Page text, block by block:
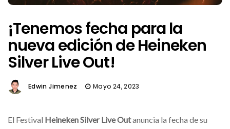
¡Tenemos fecha para la
nueva edición de Heineken
Silver Live Out!
Edwin Jimenez Mayo 24, 2023
El Festival Heineken Silver Live Outanuncia la fecha de su